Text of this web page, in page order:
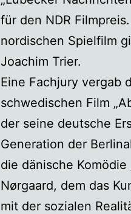
für den NDR
nordischen Spielfilm
Joachim Trier.
Eine Fachjury vergab
schwedischen Film
der seine deutsche
Generation der
die dänische
Nørgaard, dem das
mit der sozialen